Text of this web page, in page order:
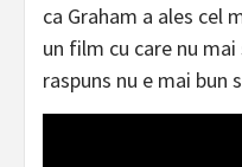
ca Graham a ales cel
un film cu care nu
raspuns nu e mai bun